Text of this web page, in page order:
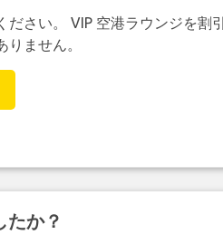
ださい。 VIP 空港ラウンジを割
りません。
たか？